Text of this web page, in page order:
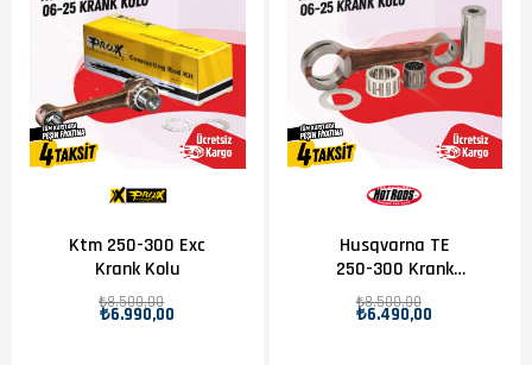
Ktm 250-300 Exc
Krank Kolu
₺6.990,00
₺8.500,00
Husqvarna TE
250-300 Krank
Kolu
₺6.490,00
₺8.500,00